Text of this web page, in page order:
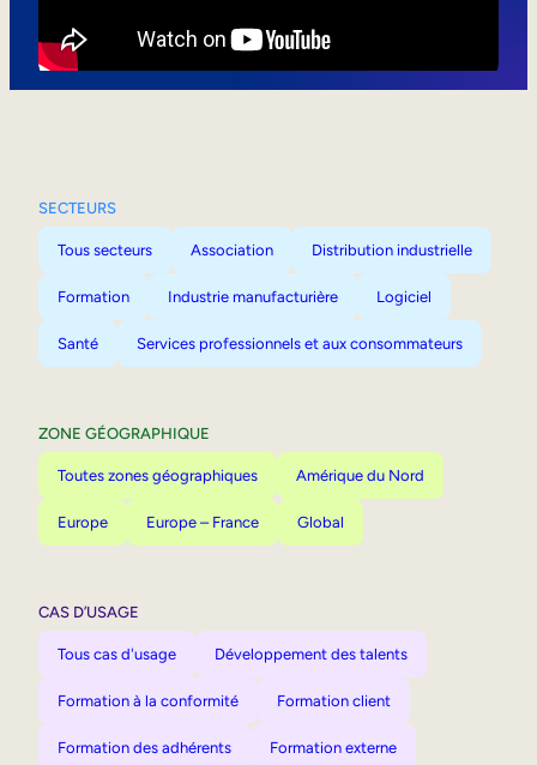
SECTEURS
Tous secteurs Association Distribution industrielle
Formation Industrie manufacturière Logiciel
Santé Services professionnels et aux consommateurs
ZONE GÉOGRAPHIQUE
Toutes zones géographiques Amérique du Nord
Europe Europe – France Global
CAS D’USAGE
Tous cas d'usage Développement des talents
Formation à la conformité Formation client
Formation des adhérents Formation externe